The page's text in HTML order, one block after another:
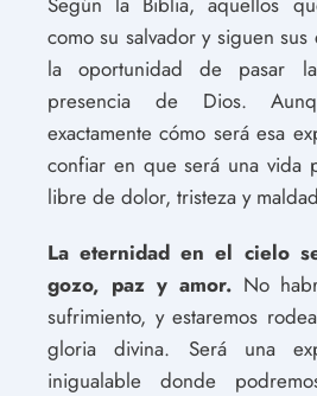
como su salvador y siguen sus
la oportunidad de pasar
presencia de Dios.
exactamente cómo será esa
confiar en que será una vida
libre de dolor, tristeza y
La eternidad en el cielo
gozo, paz y amor.No
sufrimiento, y estaremos
gloria divina. Será una
inigualable donde